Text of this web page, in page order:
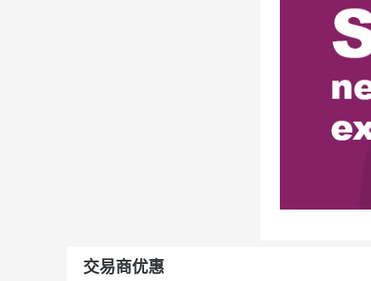
交易商优惠